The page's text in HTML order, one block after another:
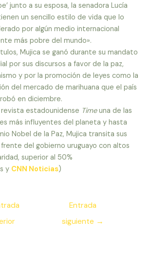
junto a su esposa, la senadora Lucía
un sencillo estilo de vida que lo
por algún medio internacional
más pobre del mundo».
Mujica se ganó durante su mandato
por sus discursos a favor de la paz,
y por la promoción de leyes como la
del mercado de marihuana que el país
en diciembre.
estadounidense Timeuna de las
más influyentes del planeta y hasta
Nobel de la Paz, Mujica transita sus
del gobierno uruguayo con altos
superior al 50%
y CNN Noticias)
Entrada
siguiente →